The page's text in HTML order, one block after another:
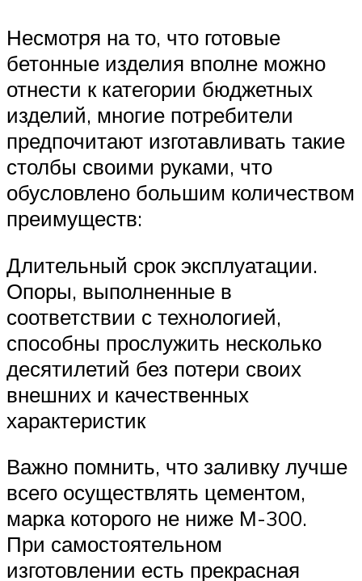
Несмотря на то, что готовые
бетонные изделия вполне можно
отнести к категории бюджетных
изделий, многие потребители
предпочитают изготавливать такие
столбы своими руками, что
обусловлено большим количеством
преимуществ:
Длительный срок эксплуатации.
Опоры, выполненные в
соответствии с технологией,
способны прослужить несколько
десятилетий без потери своих
внешних и качественных
характеристик
Важно помнить, что заливку лучше
всего осуществлять цементом,
марка которого не ниже М-300.
При самостоятельном
изготовлении есть прекрасная